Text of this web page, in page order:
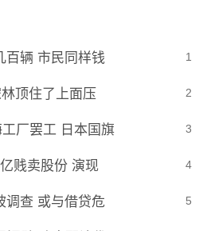
1
百辆 市民同样钱
2
顶住了上面压
3
厂罢工 日本国旗
4
贱卖股份 演现
5
调查 或与借贷危